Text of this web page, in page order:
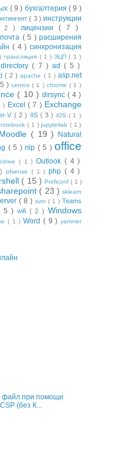
( 9 ) бухгалтерия( 9 )
( 3 )инструкции
2 ) лицензии ( 7 )
почта ( 5 ) расширения
( 4 )синхронизация
)трансляция ( 1 )ЭЦП( 1 )
( 7 ) ad ( 5 )
( 2 )apache ( 1 )asp.net
)centos( 1 ) chrome ( 1 )
( 10 ) dirsync ( 4 )
) Excel( 7 ) Exchange
V ( 2 ) IIS ( 3 ) iOS( 1 )
( 1 )jupyterlab ( 1 )
Moodle ( 19 )
Natural
( 5 )nlp ( 5 )office
( 1 ) Outlook ( 4 )
pfsense ( 1 ) php ( 4 )
( 15 ) Proficonf( 1 )
( 23 ) sklearn
( 8 ) svm ( 1 ) Teams
5 ) wifi ( 2 )Windows
( 1 ) Word ( 9 ) yammer
файл при помощи
(без К...